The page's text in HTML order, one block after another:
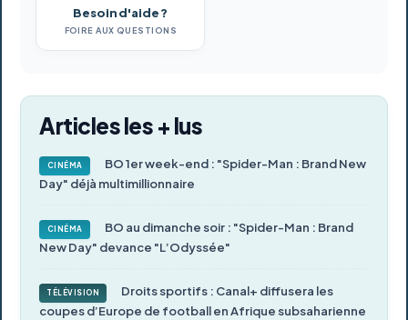
Besoin d'aide ?
FOIRE AUX QUESTIONS
Articles les + lus
CINÉMA
BO 1er week-end : "Spider-Man : Brand New
Day" déjà multimillionnaire
CINÉMA
BO au dimanche soir : "Spider-Man : Brand
New Day" devance "L’Odyssée"
TÉLÉVISION
Droits sportifs : Canal+ diffusera les
coupes d’Europe de football en Afrique subsaharienne